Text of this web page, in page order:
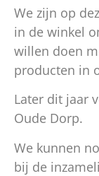
We zijn op
in de winkel
willen doen
producten in
Later dit jaar
Oude Dorp.
We kunnen
bij de